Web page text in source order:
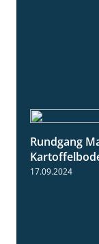
Rundgang
17.09.2024